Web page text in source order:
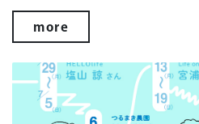
more